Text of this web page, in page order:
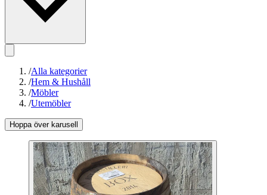
/Alla kategorier
/Hem & Hushåll
/Möbler
/Utemöbler
Hoppa över karusell